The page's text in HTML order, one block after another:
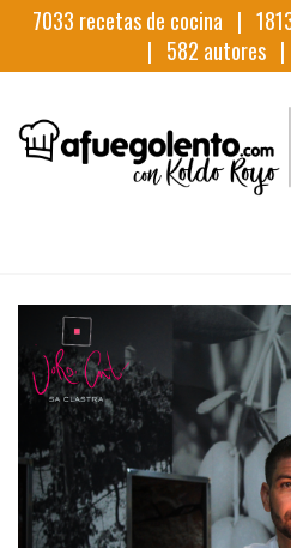
7033 recetas de cocina |
| 582 autores |